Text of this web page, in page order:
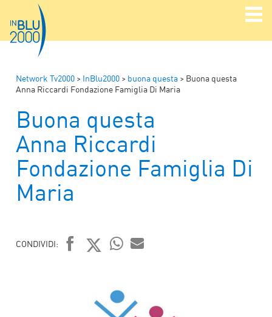
Network Tv2000 > InBlu2000 > buona questa > Buona questa
Anna Riccardi Fondazione Famiglia Di Maria
Buona questa
Anna Riccardi
Fondazione Famiglia Di
Maria
CONDIVIDI: